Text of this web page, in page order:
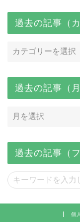
過去の記事（
過去の記事（月
過去の記事（
個